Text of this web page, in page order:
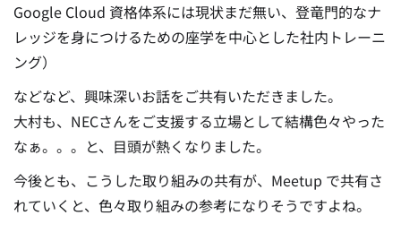
Google Cloud 資格体系には現状まだ無い、登竜門的なナ
レッジを身につけるための座学を中心とした社内トレーニ
ング）
などなど、興味深いお話をご共有いただきました。
大村も、NECさんをご支援する立場として結構色々やった
なぁ。。。と、目頭が熱くなりました。
今後とも、こうした取り組みの共有が、Meetup で共有さ
れていくと、色々取り組みの参考になりそうですよね。